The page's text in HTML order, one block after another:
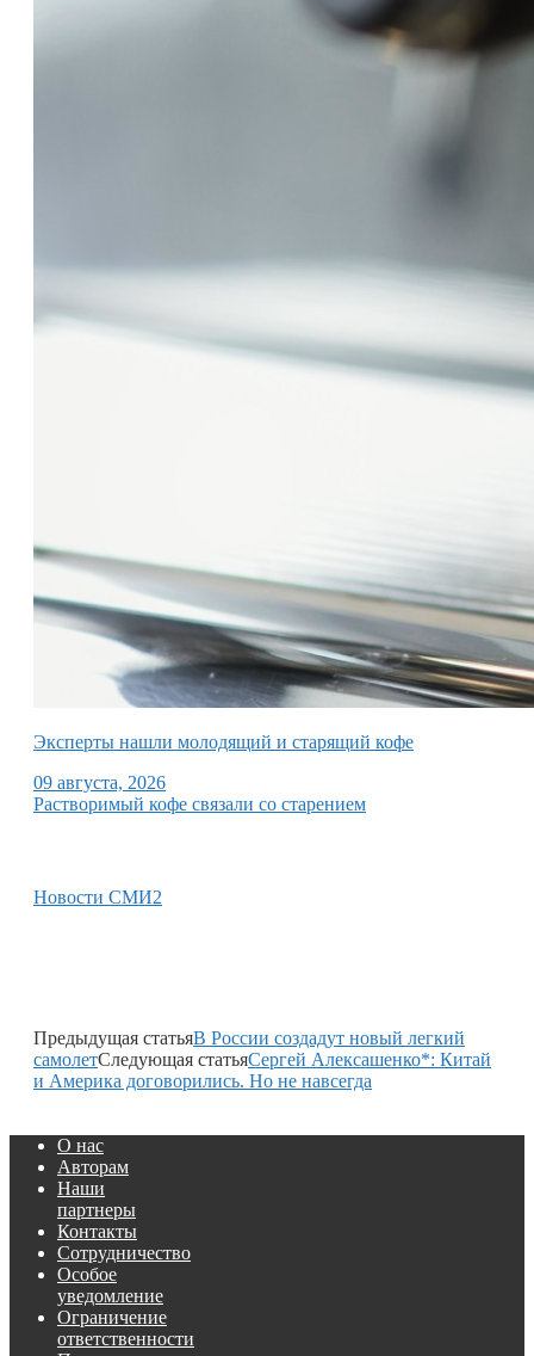
Эксперты нашли молодящий и старящий кофе
09 августа, 2026
Растворимый кофе связали со старением
Новости СМИ2
Предыдущая статьяВ России создадут новый легкий
самолетСледующая статьяСергей Алексашенко*: Китай
и Америка договорились. Но не навсегда
О нас
Авторам
Наши
партнеры
Контакты
Сотрудничество
Особое
уведомление
Ограничение
ответственности